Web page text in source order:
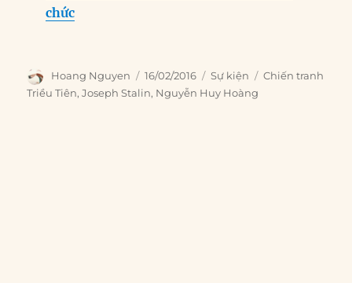
chức
Author
Hoang Nguyen
Posted
on
16/02/2016 Categories
Sự kiện Tags
Chiến tranh
Triều Tiên,Joseph Stalin, Nguyễn Huy Hoàng